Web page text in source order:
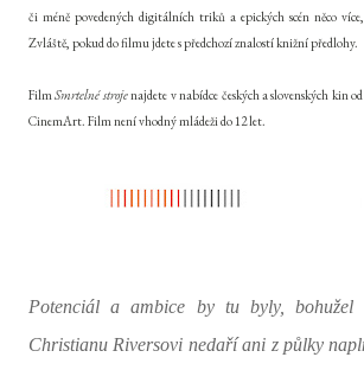
či méně povedených digitálních triků a epických scén něco
Zvláště, pokud do filmu jdete s předchozí znalostí knižní předlohy.
FilmSmrtelné strojenajdete v nabídce českých a slovenských kin
CinemArt. Film není vhodný mládeži do 12 let.
Potenciál a ambice by tu byly, bohužel
Christianu Riversovi nedaří ani z půlky